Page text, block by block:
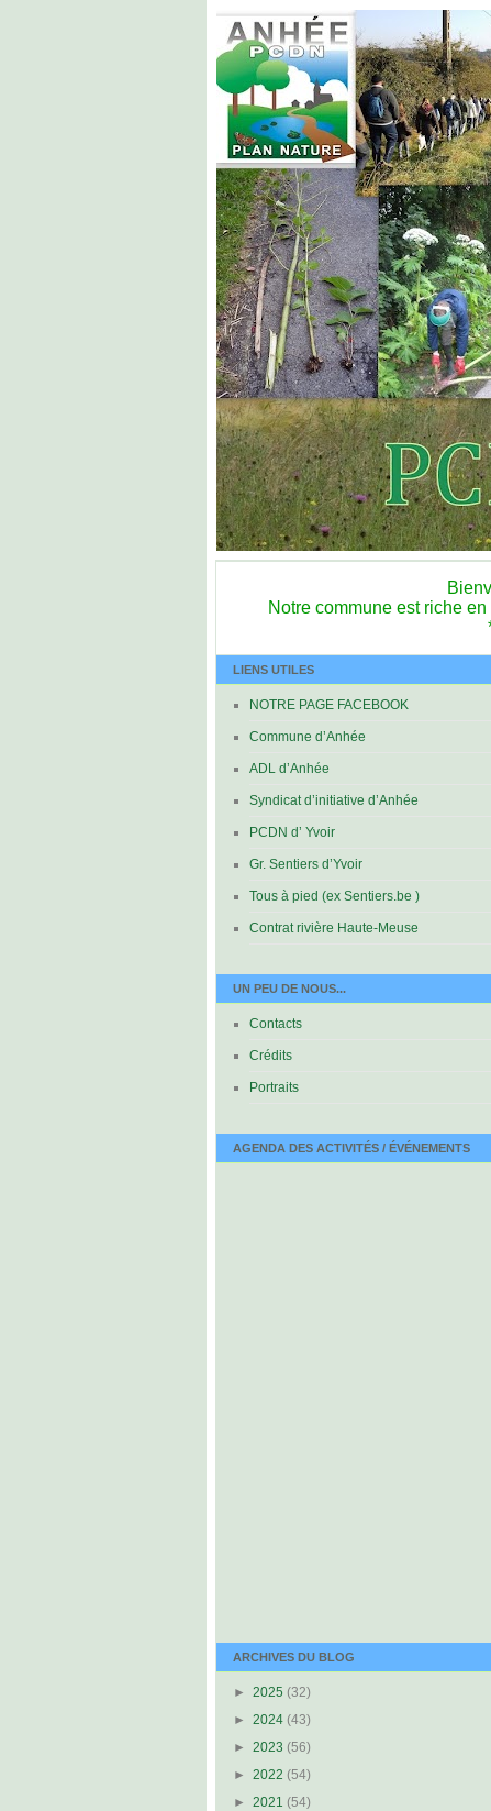
Notre commune est riche
LIENS UTILES
NOTRE PAGE FACEBOOK
Commune d’Anhée
ADL d’Anhée
Syndicat d’initiative d’Anhée
PCDN d’ Yvoir
Gr. Sentiers d’Yvoir
Tous à pied (ex Sentiers.be )
Contrat rivière Haute-Meuse
UN PEU DE NOUS...
Contacts
Crédits
Portraits
AGENDA DES ACTIVITÉS / ÉVÉNEMENTS
ARCHIVES DU BLOG
► 2025 (32)
► 2024 (43)
► 2023 (56)
► 2022 (54)
► 2021 (54)